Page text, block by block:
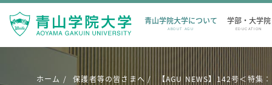
青山学院大学について
ABOUT AGU
学部・大学院
EDUCATION
ホーム 保護者等の皆さまへ 【AGU NEWS】142号＜特